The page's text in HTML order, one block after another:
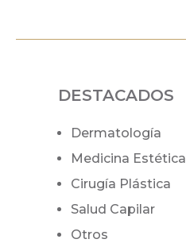
DESTACADOS
Dermatología
Medicina Estética
Cirugía Plástica
Salud Capilar
Otros